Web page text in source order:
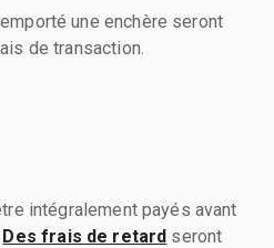
une enchère seront
de transaction.
intégralement payés avant
Des frais de retard seront